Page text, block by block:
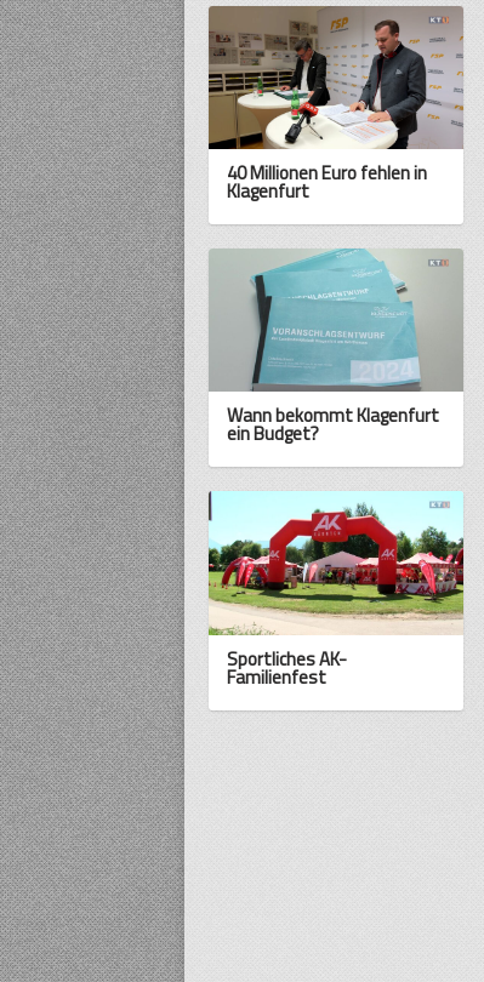
40 Millionen Euro fehlen in
Klagenfurt
Wann bekommt Klagenfurt
ein Budget?
Sportliches AK-
Familienfest